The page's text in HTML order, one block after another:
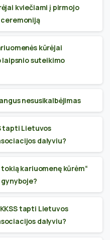
kviečiami į pirmojo
kūrėjai
suteikimo
nesusikalbėjimas
tapti Lietuvos
dalyviu?
tokią kariuomenę kūrėm“
tapti Lietuvos
dalyviu?